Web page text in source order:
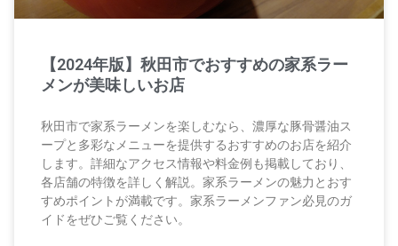
【2024年版】秋田市でおすすめの家系ラー
メンが美味しいお店
秋田市で家系ラーメンを楽しむなら、濃厚な豚骨醤油ス
ープと多彩なメニューを提供するおすすめのお店を紹介
します。詳細なアクセス情報や料金例も掲載しており、
各店舗の特徴を詳しく解説。家系ラーメンの魅力とおす
すめポイントが満載です。家系ラーメンファン必見のガ
イドをぜひご覧ください。